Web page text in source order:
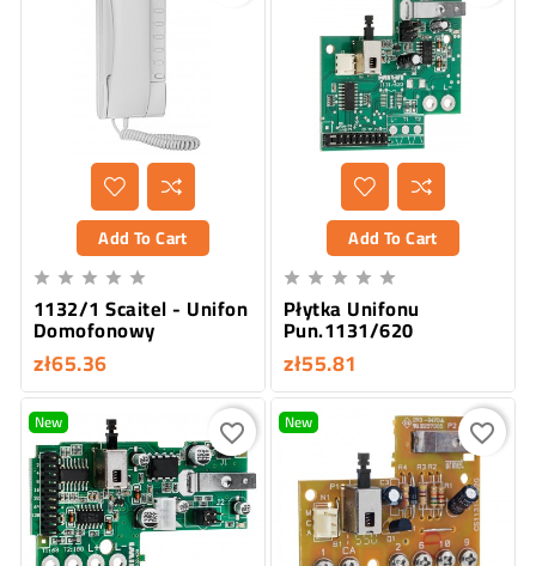
Add To Cart
    
1132/1 Scaitel - Unifon
Domofonowy
zł65.36
Add To Cart
    
Płytka Unifonu
Pun.1131/620
zł55.81
New favorite_border New favorite_border